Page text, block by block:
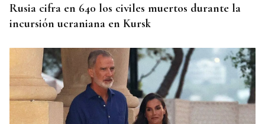
Rusia cifra en 640 los civiles muertos durante la
incursión ucraniana en Kursk